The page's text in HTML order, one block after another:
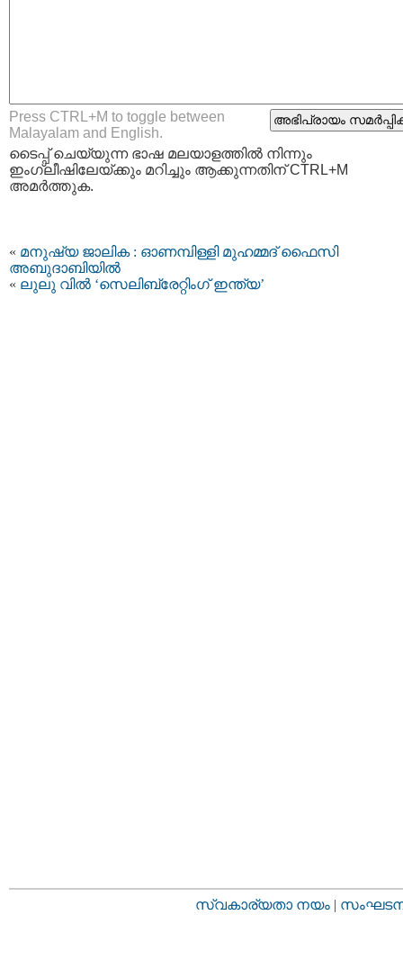
Press CTRL+M to toggle between
Malayalam and English.
ടൈപ്പ്‌ ചെയ്യുന്ന ഭാഷ മലയാളത്തില്‍ നിന്നും
ഇംഗ്ലീഷിലേയ്ക്കും മറിച്ചും ആക്കുന്നതിന് CTRL+M
അമര്‍ത്തുക.
« മനുഷ്യ ജാലിക : ഓണമ്പിള്ളി മുഹമ്മദ്‌ ഫൈസി
അബുദാബിയില്‍
« ലുലു വില്‍ ‘സെലിബ്രേറ്റിംഗ് ഇന്ത്യ’
സ്വകാര്യതാ നയം |